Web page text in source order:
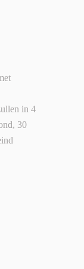
in 4
30